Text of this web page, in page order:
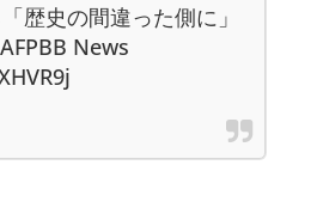
歴史の間違った側に」
News